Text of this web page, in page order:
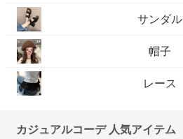
サンダル
帽子
レース
カジュアルコーデ 人気アイテム